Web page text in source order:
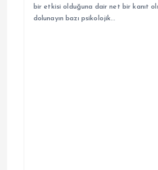
bir etkisi olduğuna dair net bir kanıt
dolunayın bazı psikolojik…